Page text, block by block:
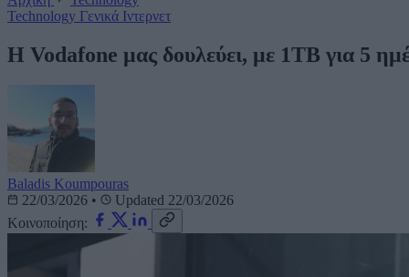
Technology Γενικά Ιντερνετ
Η Vodafone μας δουλεύει, με 1TB για 5
Baladis Koumpouras
22/03/2026 •
Updated 22/03/2026
Κοινοποίηση: